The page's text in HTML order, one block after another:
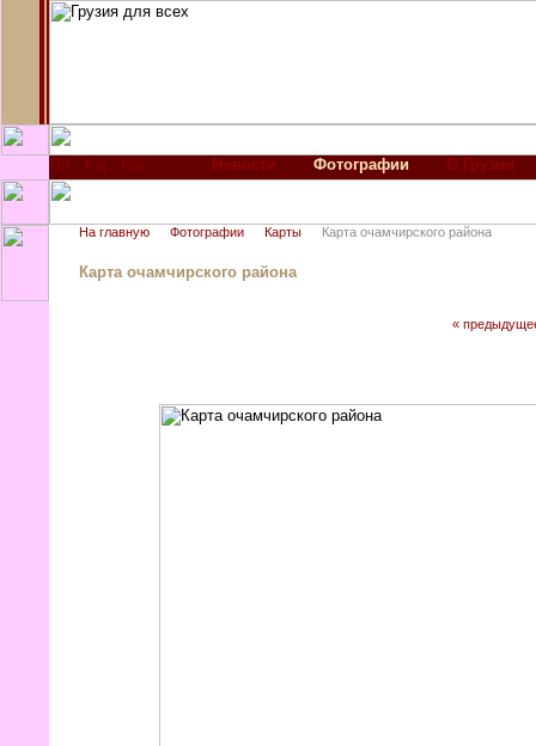
Новости Фотографии О Грузии
На главную Фотографии Карты Карта очамчирского района
Карта очамчирского района
«